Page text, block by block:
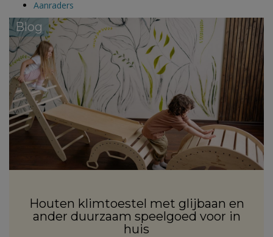
Aanraders
Blog
Houten klimtoestel met glijbaan en
ander duurzaam speelgoed voor in
huis